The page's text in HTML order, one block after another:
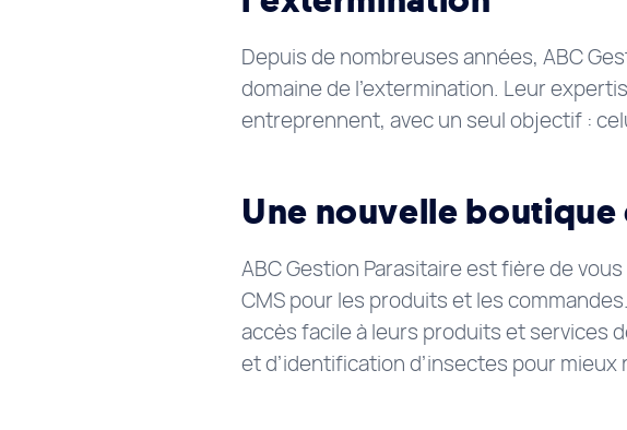
Depuis de nombreuses années, ABC
domaine de l’extermination. Leur
entreprennent, avec un seul objectif :
Une nouvelle
ABC Gestion Parasitaire est fière de
CMS pour les produits et les
accès facile à leurs produits et services
et d’identification d’insectes pour mieux